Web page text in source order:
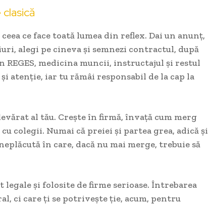
ce face toată lumea din reflex. Dai un anunț,
alegi pe cineva și semnezi contractul, după
REGES, medicina muncii, instructajul și restul
atenție, iar tu rămâi responsabil de la cap la
al tău. Crește în firmă, învață cum merg
colegii. Numai că preiei și partea grea, adică și
în care, dacă nu mai merge, trebuie să
și folosite de firme serioase. Întrebarea
ci care ți se potrivește ție, acum, pentru